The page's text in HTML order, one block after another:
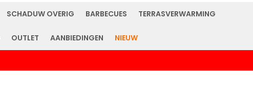
SCHADUW OVERIG BARBECUES TERRASVERWARMING
OUTLET AANBIEDINGEN NIEUW